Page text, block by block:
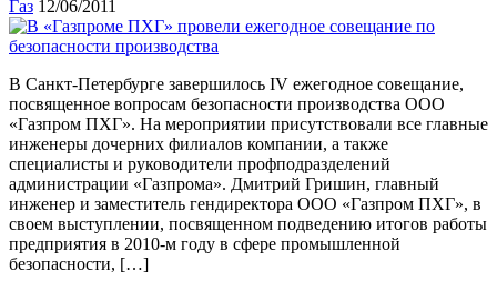
Газ 12/06/2011
В Санкт-Петербурге завершилось IV ежегодное совещание,
посвященное вопросам безопасности производства ООО
«Газпром ПХГ». На мероприятии присутствовали все главные
инженеры дочерних филиалов компании, а также
специалисты и руководители профподразделений
администрации «Газпрома». Дмитрий Гришин, главный
инженер и заместитель гендиректора ООО «Газпром ПХГ», в
своем выступлении, посвященном подведению итогов работы
предприятия в 2010-м году в сфере промышленной
безопасности, […]